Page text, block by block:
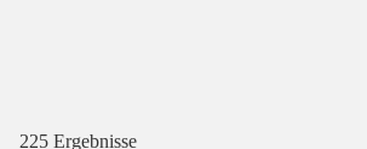
225 Ergebnisse